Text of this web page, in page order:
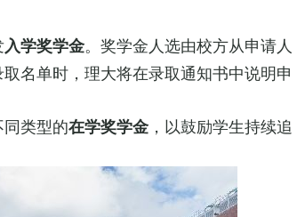
入学奖学金。奖学金人选由校方从申请人
名单时，理大将在录取通知书中说明申
类型的在学奖学金 ，以鼓励学生持续追